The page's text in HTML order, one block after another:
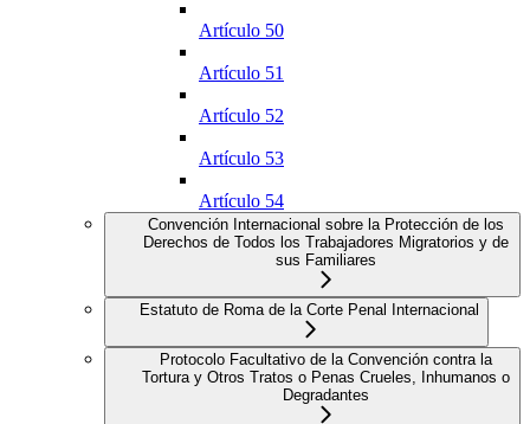
Artículo 50
Artículo 51
Artículo 52
Artículo 53
Artículo 54
Convención Internacional sobre la Protección de los
Derechos de Todos los Trabajadores Migratorios y de
sus Familiares
Estatuto de Roma de la Corte Penal Internacional
Protocolo Facultativo de la Convención contra la
Tortura y Otros Tratos o Penas Crueles, Inhumanos o
Degradantes